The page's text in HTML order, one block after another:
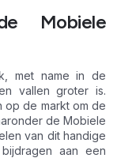
Mobiele
met name in de
vallen groter is.
op de markt om de
de Mobiele
van dit handige
aan een